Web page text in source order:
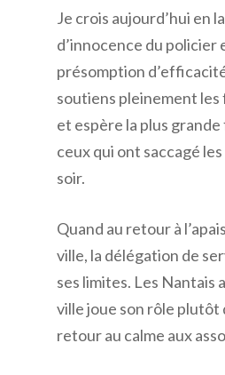
Je crois aujourd’hui en
d’innocence du policier
présomption
soutiens pleinement les
et espère la plus
ceux qui ont saccagé
soir.
Quand au retour à
ville, la délégation de
ses limites. Les Nantais
ville joue son rôle plutôt
retour au calme aux